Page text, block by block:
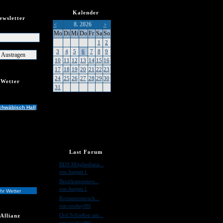
Wetter
Hall
Wetter
Allianz
Kalender
<
8. 2026 >
Mo Di Mi Do Fr Sa So
1
2
3
4 5 6 7 8
9
10
11 12 13 14 15 16
17 18 19 20 21 22 23
24 25 26 27 28 29 30
31
Last Forum
BDS Mitgliedsma...
von Juergen I.
Bezirksmeisters...
von Juergen I.
Kreismeistersch...
von cowboy995
Ord.Schießen am...